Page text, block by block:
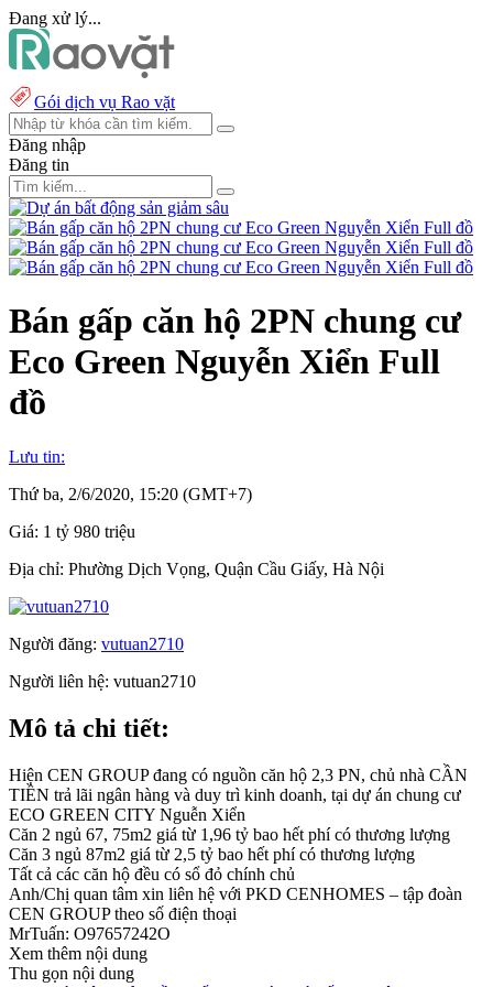
Đang xử lý...
Gói dịch vụ Rao vặt
Đăng nhập
Đăng tin
Bán gấp căn hộ 2PN chung cư
Eco Green Nguyễn Xiển Full
đồ
Lưu tin:
Thứ ba, 2/6/2020, 15:20 (GMT+7)
Giá: 1 tỷ 980 triệu
Địa chỉ: Phường Dịch Vọng, Quận Cầu Giấy, Hà Nội
Người đăng: vutuan2710
Người liên hệ: vutuan2710
Mô tả chi tiết:
Hiện CEN GROUP đang có nguồn căn hộ 2,3 PN, chủ nhà CẦN
TIỀN trả lãi ngân hàng và duy trì kinh doanh, tại dự án chung cư
ECO GREEN CITY Nguễn Xiển
Căn 2 ngủ 67, 75m2 giá từ 1,96 tỷ bao hết phí có thương lượng
Căn 3 ngủ 87m2 giá từ 2,5 tỷ bao hết phí có thương lượng
Tất cả các căn hộ đều có sổ đỏ chính chủ
Anh/Chị quan tâm xin liên hệ với PKD CENHOMES – tập đoàn
CEN GROUP theo số điện thoại
MrTuấn: O97657242O
Xem thêm nội dung
Thu gọn nội dung